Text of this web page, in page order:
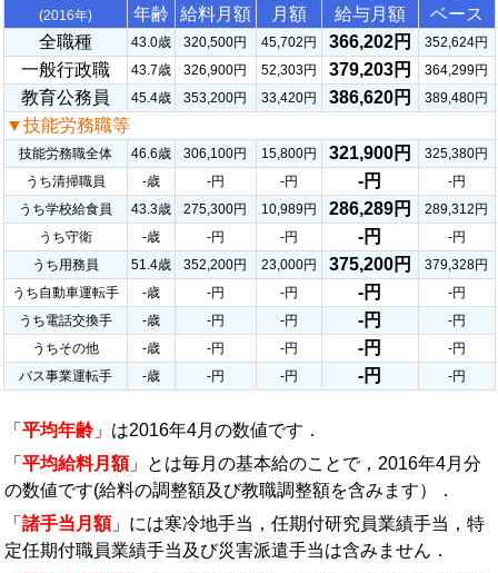
(2016年)
年齢
給料月額
月額
給与月額
ベース
全職種
43.0歳 320,500円 45,702円 366,202円 352,624円
一般行政職 43.7歳 326,900円 52,303円 379,203円 364,299円
教育公務員 45.4歳 353,200円 33,420円 386,620円 389,480円
▼技能労務職等
技能労務職全体 46.6歳 306,100円 15,800円 321,900円
325,380円
うち清掃職員
-歳 -円 -円 -円
-円
うち学校給食員
43.3歳 275,300円 10,989円 286,289円
289,312円
うち守衛
-歳 -円 -円 -円
-円
うち用務員
51.4歳 352,200円 23,000円 375,200円
379,328円
うち自動車運転手
-歳 -円 -円 -円
-円
うち電話交換手
-歳 -円 -円 -円
-円
うちその他
-歳 -円 -円 -円
-円
バス事業運転手
-歳 -円 -円 -円 -円
「 平均年齢 」は2016年4月の数値です．
「 平均給料月額」とは毎月の基本給のことで，2016年4月分
の数値です(給料の調整額及び教職調整額を含みます）．
「 諸手当月額」には寒冷地手当，任期付研究員業績手当，特
定任期付職員業績手当及び災害派遣手当は含みません．